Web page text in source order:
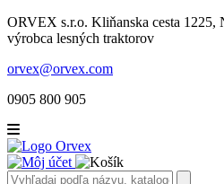
ORVEX s.r.o. Kliňanska cesta 1225,
výrobca lesných traktorov
orvex@orvex.com
0905 800 905